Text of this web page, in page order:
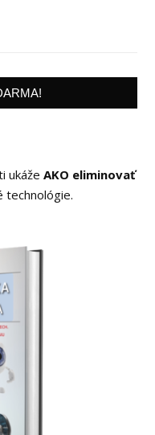
ukážeAKO eliminovať
technológie.